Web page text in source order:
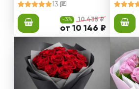
13
-3% 10 435 ₽
от 10 146 ₽